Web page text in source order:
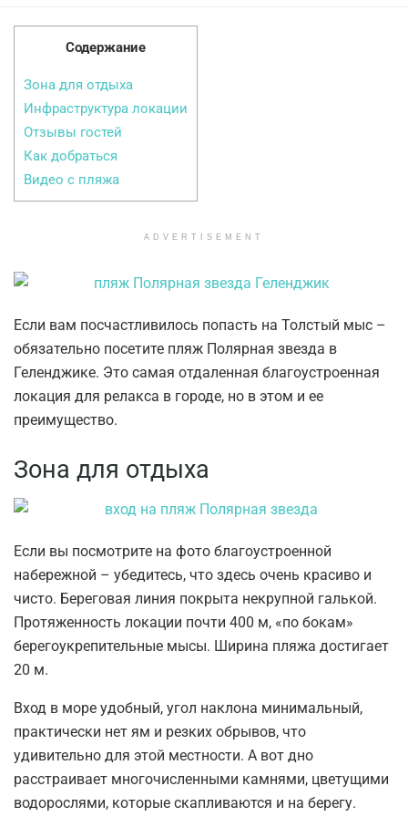
Содержание
Зона для отдыха
Инфраструктура локации
Отзывы гостей
Как добраться
Видео с пляжа
ADVERTISEMENT
Если вам посчастливилось попасть на Толстый мыс –
обязательно посетите пляж Полярная звезда в
Геленджике. Это самая отдаленная благоустроенная
локация для релакса в городе, но в этом и ее
преимущество.
Зона для отдыха
Если вы посмотрите на фото благоустроенной
набережной – убедитесь, что здесь очень красиво и
чисто. Береговая линия покрыта некрупной галькой.
Протяженность локации почти 400 м, «по бокам»
берегоукрепительные мысы. Ширина пляжа достигает
20 м.
Вход в море удобный, угол наклона минимальный,
практически нет ям и резких обрывов, что
удивительно для этой местности. А вот дно
расстраивает многочисленными камнями, цветущими
водорослями, которые скапливаются и на берегу.